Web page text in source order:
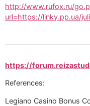
http://www.rufox.ru/
url=https://linky.pp.ua/
https://
References:
Legiano Casino Bonus